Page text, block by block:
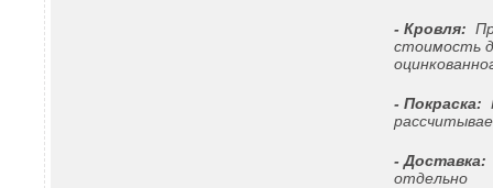
- Кровля:
стоимость
- Покраска:
- Доставка:
отдельно